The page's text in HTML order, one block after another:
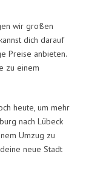
wir großen
dich darauf
Preise anbieten.
zu einem
heute, um mehr
nach Lübeck
Umzug zu
neue Stadt